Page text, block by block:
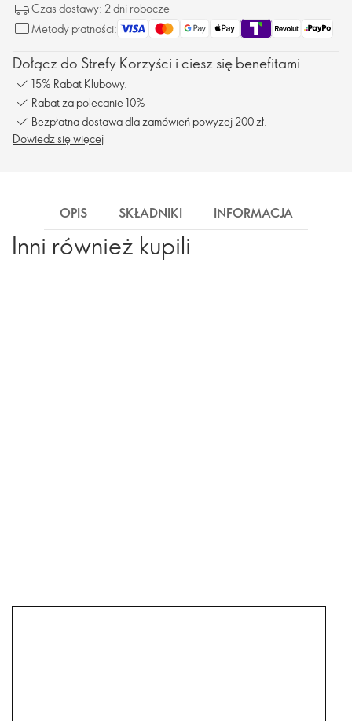
Czas dostawy: 2 dni robocze
Metody płatności:
Dołącz do Strefy Korzyści i ciesz się benefitami
15% Rabat Klubowy.
Rabat za polecanie 10%
Bezpłatna dostawa dla zamówień powyżej 200 zł.
Dowiedz się więcej
OPIS SKŁADNIKI INFORMACJA
Inni również kupili